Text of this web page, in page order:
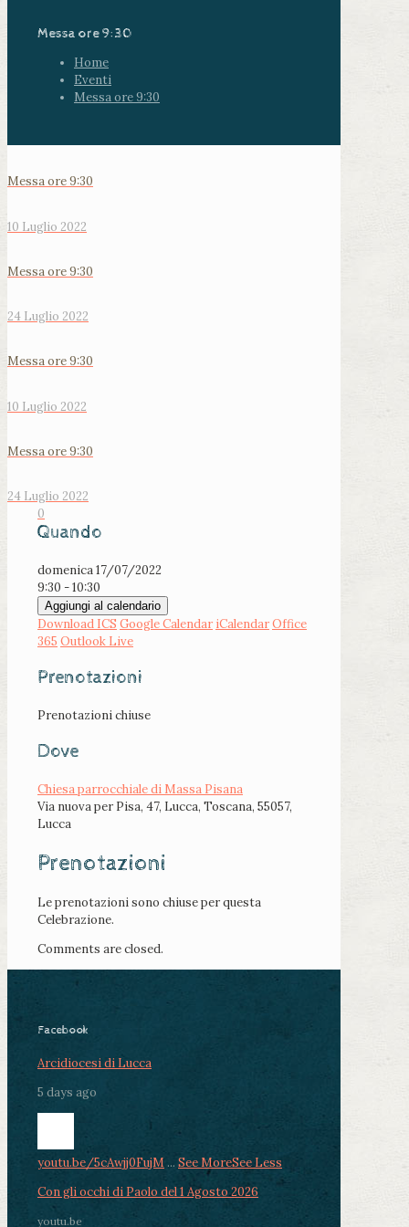
Messa ore 9:30
Home
Eventi
Messa ore 9:30
Messa ore 9:30
10 Luglio 2022
Messa ore 9:30
24 Luglio 2022
Messa ore 9:30
10 Luglio 2022
Messa ore 9:30
24 Luglio 2022
0
Quando
domenica 17/07/2022
9:30 - 10:30
Aggiungi al calendario
Download ICS Google Calendar iCalendarOffice
365 Outlook Live
Prenotazioni
Prenotazioni chiuse
Dove
Chiesa parrocchiale di Massa Pisana
Via nuova per Pisa, 47, Lucca, Toscana, 55057,
Lucca
Prenotazioni
Le prenotazioni sono chiuse per questa
Celebrazione.
Comments are closed.
Facebook
Arcidiocesi di Lucca
5 days ago
youtu.be/5cAwjj0FujM ... See MoreSee Less
Con gli occhi di Paolo del 1 Agosto 2026
youtu.be